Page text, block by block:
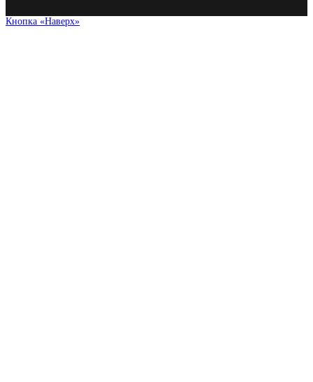
Кнопка «Наверх»